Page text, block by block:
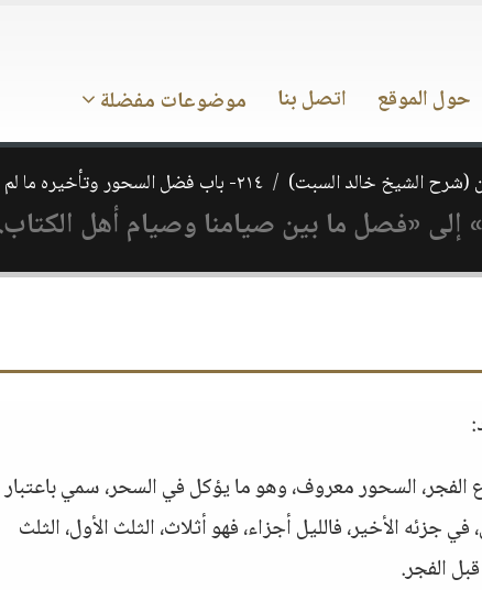
حول الموقع اتصل بنا موضوعات مفضلة
(شرح الشيخ خالد السبت) ٢١٤- باب فضل السحور وتأخيره ما لم يخش طلوع الفجر
«فصل ما بين صيامنا وصيام أهل
السحور معروف، وهو ما يؤكل في السحر، سمي باعتبار
الأخير، فالليل أجزاء، فهو أثلاث، الثلث الأول، الثلث
الفجر.